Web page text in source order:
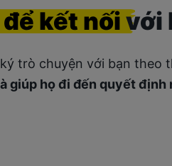
để kết nốivới
trò chuyện với bạn theo
giúp họ đi đến quyết định